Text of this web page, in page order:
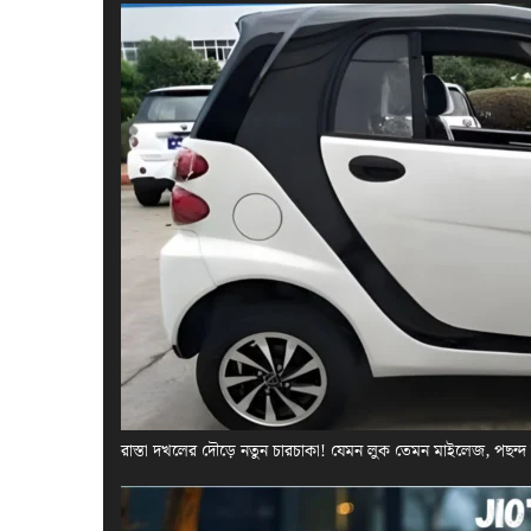
রাস্তা দখলের দৌড়ে নতুন চারচাকা! যেমন লুক তেমন মাইলেজ, পছন্দ